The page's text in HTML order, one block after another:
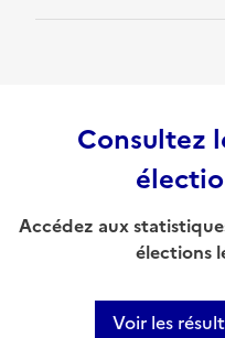
Consultez
Accédez aux
élections
Voir les